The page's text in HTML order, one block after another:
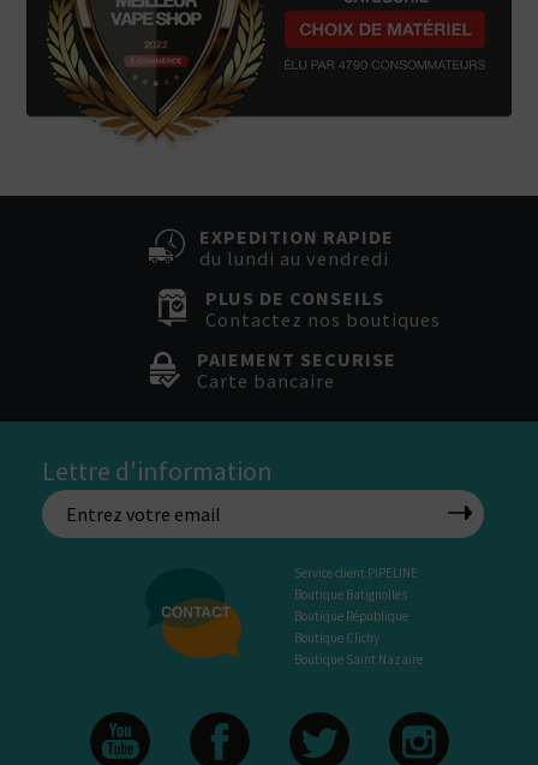
EXPEDITION RAPIDE
du lundi au vendredi
PLUS DE CONSEILS
Contactez nos boutiques
PAIEMENT SECURISE
Carte bancaire
Lettre d'information
Service client PIPELINE
Boutique Batignolles
Boutique République
Boutique Clichy
Boutique Saint Nazaire